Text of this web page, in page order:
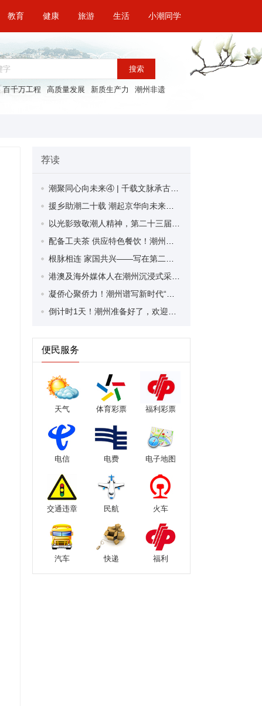
教育 健康 旅游 生活 小潮同学
搜索
百千万工程 高质量发展 新质生产力 潮州非遗
荐读
便民服务
天气 体育彩票 福利彩票
电信 电费 电子地图
交通违章 民航 火车
汽车 快递 福利